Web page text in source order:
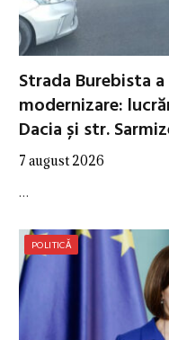
Strada Burebista
modernizare:
Dacia și str.
7 august 2026
…
POLITICĂ